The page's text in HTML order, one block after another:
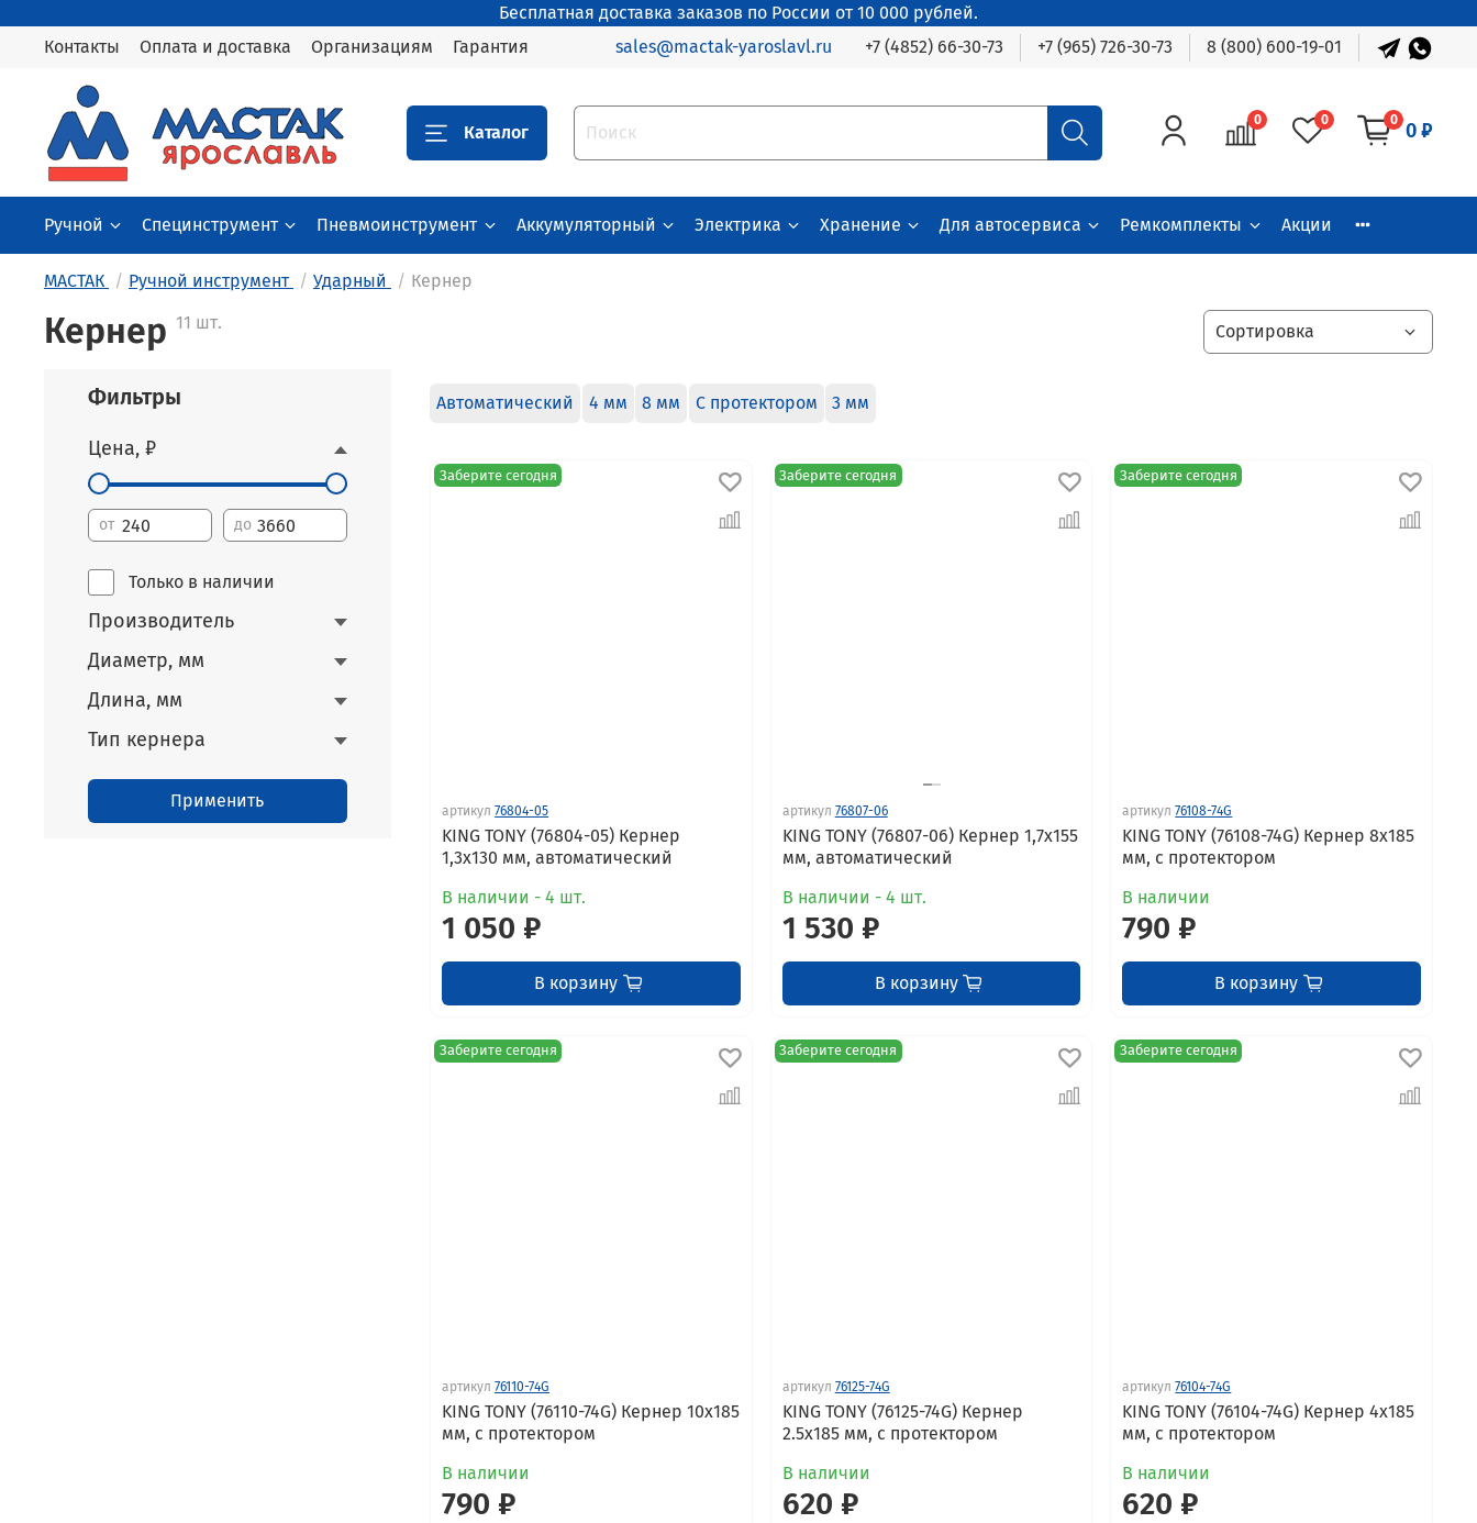
Бесплатная доставка заказов по России от 10 000 рублей.
Контакты
Оплата и доставка Организациям Гарантия sales@mactak-yaroslavl.ru +7 (4852) 66-30-73 +7 (965) 726-30-73 8 (800) 600-19-01
Каталог
0 0 0 0 ₽
Ручной Специнструмент Пневмоинструмент Аккумуляторный Электрика Хранение Для автосервиса Ремкомплекты Акции
МАСТАК Ручной инструмент Ударный Кернер
Кернер 11 шт.
Автоматический 4 мм 8 мм С протектором 3 мм
Заберите сегодня
артикул 76804-05
KING TONY (76804-05) Кернер
1,3x130 мм, автоматический
В наличии - 4 шт.
1 050 ₽
В корзину
Заберите сегодня
артикул 76807-06
KING TONY (76807-06) Кернер 1,7x155
мм, автоматический
В наличии - 4 шт.
1 530 ₽
В корзину
Заберите сегодня
артикул 76108-74G
KING TONY (76108-74G) Кернер 8x185
мм, с протектором
В наличии
790 ₽
В корзину
Заберите сегодня
артикул 76110-74G
KING TONY (76110-74G) Кернер 10x185
мм, с протектором
В наличии
790 ₽
Заберите сегодня
артикул 76125-74G
KING TONY (76125-74G) Кернер
2.5x185 мм, с протектором
В наличии
620 ₽
Заберите сегодня
артикул 76104-74G
KING TONY (76104-74G) Кернер 4x185
мм, с протектором
В наличии
620 ₽
Фильтры
Цена, ₽
от до
Только в наличии
Производитель
Диаметр, мм
Длина, мм
Тип кернера
Применить